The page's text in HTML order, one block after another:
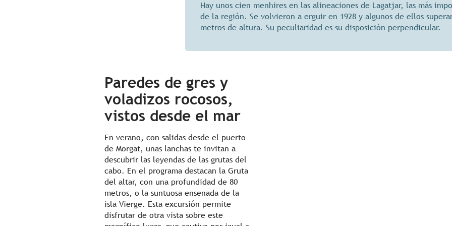
Hay unos cien menhires en las alineaciones de Lagatjar, las más
de la región. Se volvieron a erguir en 1928 y algunos de ellos
metros de altura. Su peculiaridad es su disposición perpendicular.
Paredes de gres y
voladizos rocosos,
vistos desde el mar
En verano, con salidas desde el puerto
de Morgat, unas lanchas te invitan a
descubrir las leyendas de las grutas del
cabo. En el programa destacan la Gruta
del altar, con una profundidad de 80
metros, o la suntuosa ensenada de la
isla Vierge. Esta excursión permite
disfrutar de otra vista sobre este